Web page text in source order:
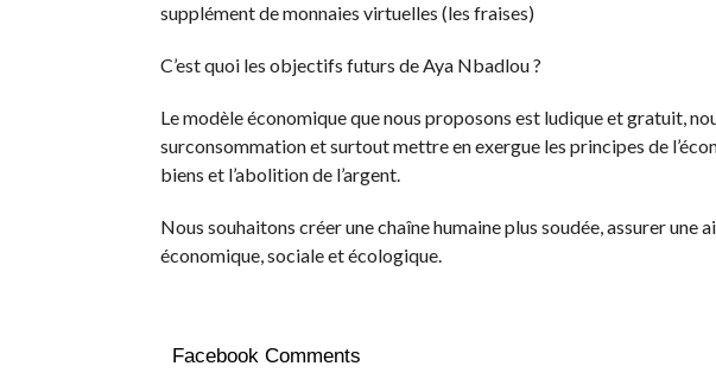
supplément de monnaies virtuelles (les fraises)
C’est quoi les objectifs futurs de Aya Nbadlou ?
Le modèle économique que nous proposons est ludique et gratuit,
surconsommation et surtout mettre en exergue les principes de
biens et l’abolition de l’argent.
Nous souhaitons créer une chaîne humaine plus soudée, assurer
économique, sociale et écologique.
Facebook Comments